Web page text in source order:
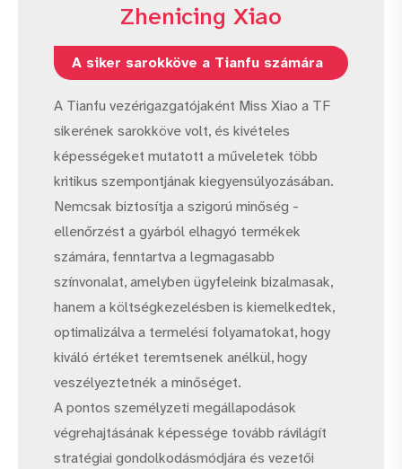
Zhenicing Xiao
A siker sarokköve a Tianfu számára
A Tianfu vezérigazgatójaként Miss Xiao a TF
sikerének sarokköve volt, és kivételes
képességeket mutatott a műveletek több
kritikus szempontjának kiegyensúlyozásában.
Nemcsak biztosítja a szigorú minőség -
ellenőrzést a gyárból elhagyó termékek
számára, fenntartva a legmagasabb
színvonalat, amelyben ügyfeleink bizalmasak,
hanem a költségkezelésben is kiemelkedtek,
optimalizálva a termelési folyamatokat, hogy
kiváló értéket teremtsenek anélkül, hogy
veszélyeztetnék a minőséget.
A pontos személyzeti megállapodások
végrehajtásának képessége tovább rávilágít
stratégiai gondolkodásmódjára és vezetői